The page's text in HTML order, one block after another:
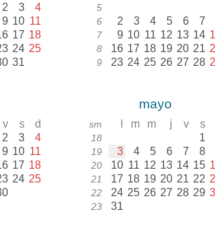
2 3 4
9 10 11
17 18
24 25
31
5
6 2 3 4 5 6 7
7 9 10 11 12 13 14
8 16 17 18 19 20 21
9 23 24 25 26 27 28
v s d
2 3 4
9 10 11
17 18
24 25
mayo
sm m m j v s
18 1
19 3 4 5 6 7 8
20 10 11 12 13 14 15
21 17 18 19 20 21 22
22 24 25 26 27 28 29
23 31